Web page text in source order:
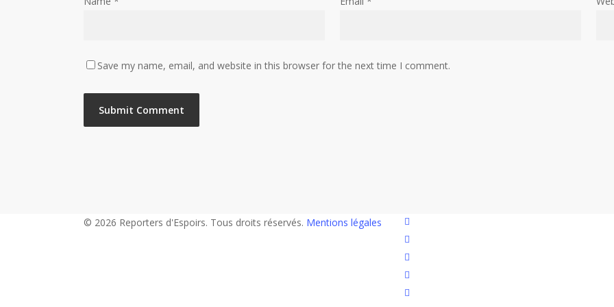
Save my name, email, and website in this browser for the next time I comment.
© 2026 Reporters d'Espoirs. Tous droits réservés. Mentions légales
twitter
facebook
linkedin
youtube
flickr